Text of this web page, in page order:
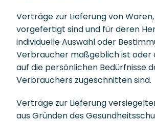
Verträge zur Lieferung von
vorgefertigt sind und für deren
individuelle Auswahl oder
Verbraucher maßgeblich ist oder
auf die persönlichen Bedürfnisse
Verbrauchers zugeschnitten sind.
Verträge zur Lieferung
aus Gründen des